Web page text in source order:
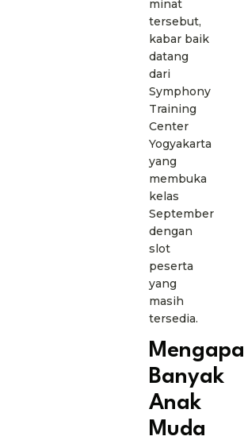
minat
tersebut,
kabar baik
datang
dari
Symphony
Training
Center
Yogyakarta
yang
membuka
kelas
September
dengan
slot
peserta
yang
masih
tersedia.
Mengapa
Banyak
Anak
Muda